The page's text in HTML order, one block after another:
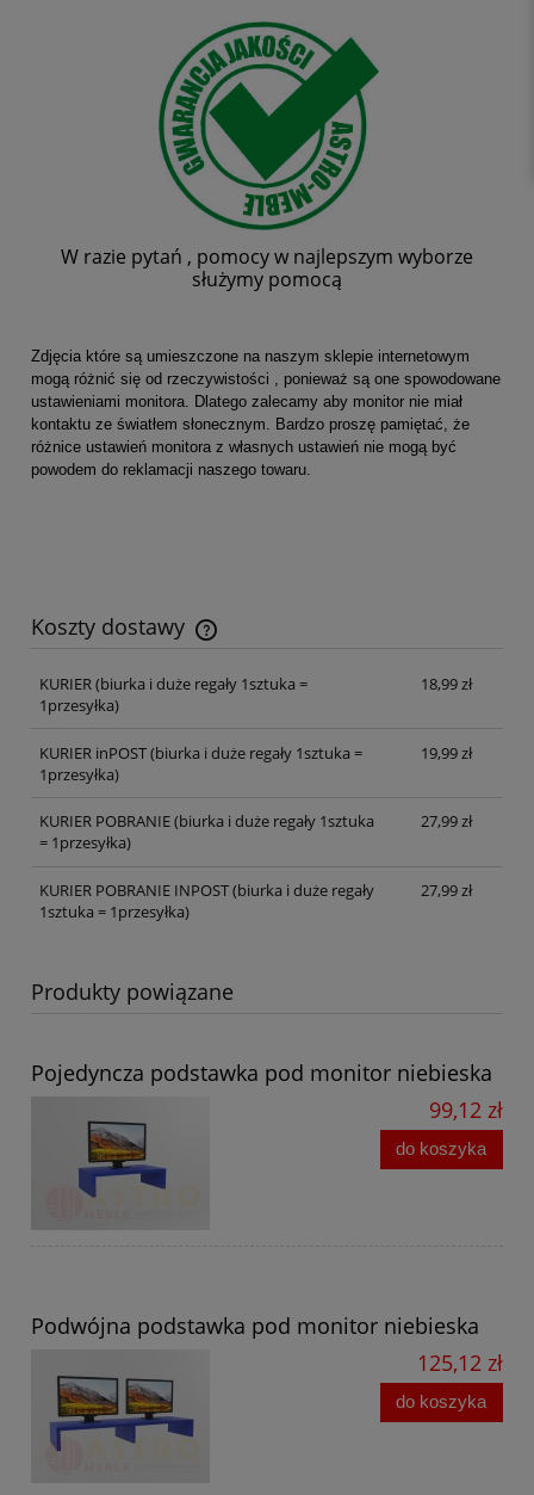
W razie pytań , pomocy w najlepszym wyborze
służymy pomocą
Zdjęcia które są umieszczone na naszym sklepie internetowym
mogą różnić się od rzeczywistości , ponieważ są one spowodowane
ustawieniami monitora. Dlatego zalecamy aby monitor nie miał
kontaktu ze światłem słonecznym. Bardzo proszę pamiętać, że
różnice ustawień monitora z własnych ustawień nie mogą być
powodem do reklamacji naszego towaru.
Koszty dostawy
Cena nie zawiera ewentualnych kosztów płatności
KURIER(biurka i duże regały 1sztuka =
1przesyłka)
18,99 zł
KURIER inPOST(biurka i duże regały 1sztuka =
1przesyłka)
19,99 zł
KURIER POBRANIE(biurka i duże regały 1sztuka
= 1przesyłka)
27,99 zł
KURIER POBRANIE INPOST(biurka i duże regały
1sztuka = 1przesyłka)
27,99 zł
Produkty powiązane
Pojedyncza podstawka pod monitor niebieska
99,12 zł
do koszyka
Podwójna podstawka pod monitor niebieska
125,12 zł
do koszyka